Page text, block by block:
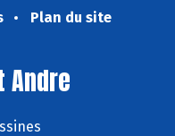
Plan du site
Andre